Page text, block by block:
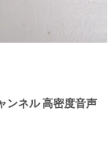
ンネル 高密度音声